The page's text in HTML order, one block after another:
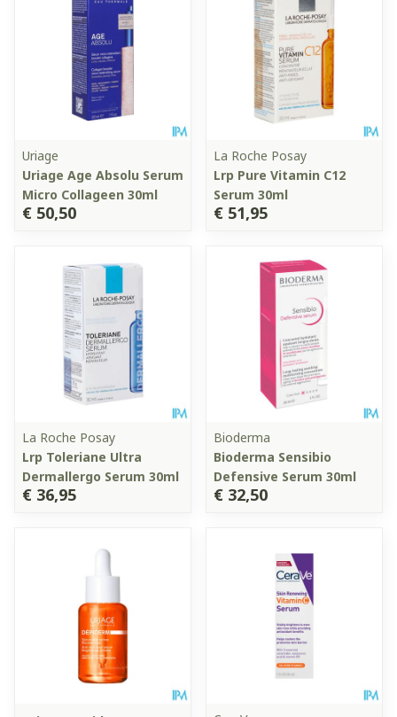
Uriage
Uriage Age Absolu Serum
Micro Collageen 30ml
€ 50,50
La Roche Posay
Lrp Pure Vitamin C12
Serum 30ml
€ 51,95
La Roche Posay
Lrp Toleriane Ultra
Dermallergo Serum 30ml
€ 36,95
Bioderma
Bioderma Sensibio
Defensive Serum 30ml
€ 32,50